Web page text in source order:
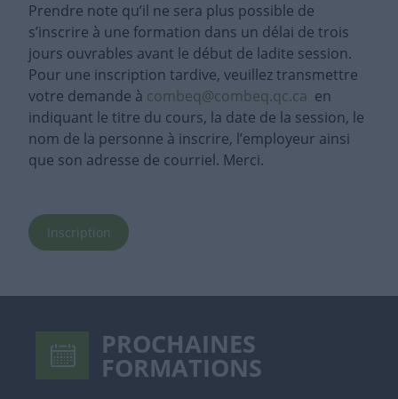
Prendre note qu’il ne sera plus possible de
s’inscrire à une formation dans un délai de trois
jours ouvrables avant le début de ladite session.
Pour une inscription tardive, veuillez transmettre
votre demande à combeq@combeq.qc.ca en
indiquant le titre du cours, la date de la session, le
nom de la personne à inscrire, l’employeur ainsi
que son adresse de courriel. Merci.
Inscription
PROCHAINES
FORMATIONS